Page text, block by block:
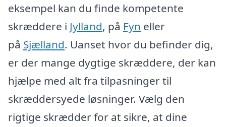
eksempel kan du finde kompetente
skræddere i Jylland, på Fyn eller
på Sjælland. Uanset hvor du befinder dig,
er der mange dygtige skræddere, der kan
hjælpe med alt fra tilpasninger til
skræddersyede løsninger. Vælg den
rigtige skrædder for at sikre, at dine